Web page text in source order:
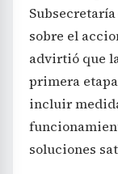
sobre el
advirtió que
primera
incluir
soluciones